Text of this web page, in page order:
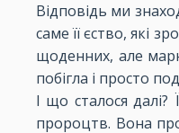
Відповідь ми
саме її єство, які
щоденних, але
побігла і просто
І що сталося
пророцтв. Вона